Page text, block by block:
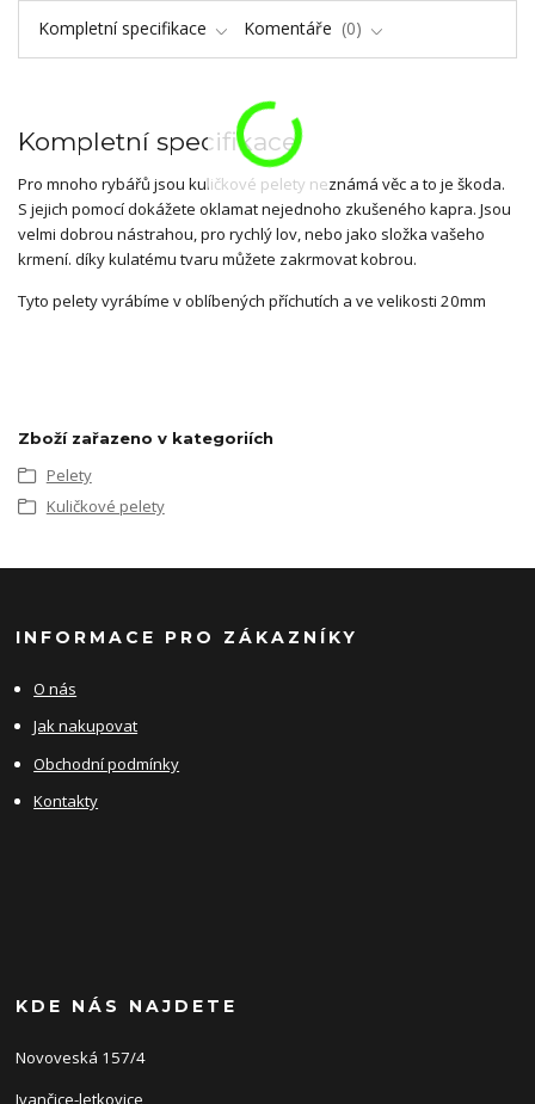
Kompletní specifikace Komentáře 0
Kompletní specifikace
Pro mnoho rybářů jsou kuličkové pelety neznámá věc a to je škoda.
S jejich pomocí dokážete oklamat nejednoho zkušeného kapra. Jsou
velmi dobrou nástrahou, pro rychlý lov, nebo jako složka vašeho
krmení. díky kulatému tvaru můžete zakrmovat kobrou.
Tyto pelety vyrábíme v oblíbených příchutích a ve velikosti 20mm
Zboží zařazeno v kategoriích
Pelety
Kuličkové pelety
INFORMACE PRO ZÁKAZNÍKY
O nás
Jak nakupovat
Obchodní podmínky
Kontakty
KDE NÁS NAJDETE
Novoveská 157/4
Ivančice-letkovice